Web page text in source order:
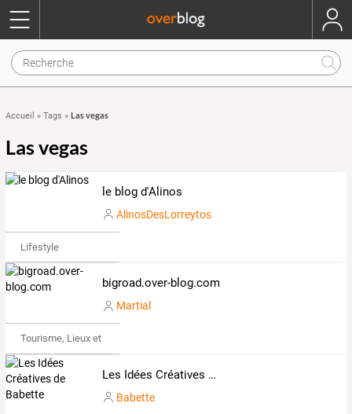
Accueil » Tags » Las vegas
Las vegas
le blog d'Alinos
AlinosDesLorreytos
Lifestyle
bigroad.over-blog.com
Martial
Tourisme, Lieux et Événements
Les Idées Créatives de Babette
Babette